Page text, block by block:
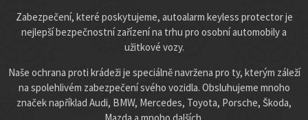
Zabezpečení, které poskytujeme, autoalarm keyless protector je
nejlepší bezpečnostní zařízení na trhu pro osobní automobily a
užitkové vozy.
Naše ochrana proti krádeži je speciálně navržena pro ty, kterým záleží
na spolehlivém zabezpečení svého vozidla. Obsluhujeme mnoho
značek například Audi, BMW, Mercedes, Toyota, Porsche, Škoda,